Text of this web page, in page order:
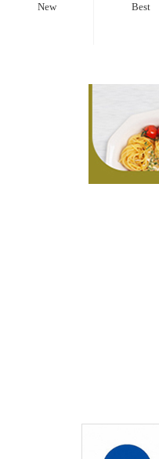
New Best